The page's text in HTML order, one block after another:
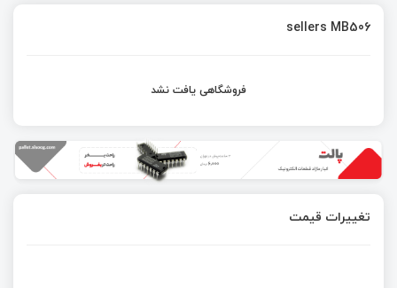
sellers MB506
فروشگاهی یافت نشد
تغییرات قیمت